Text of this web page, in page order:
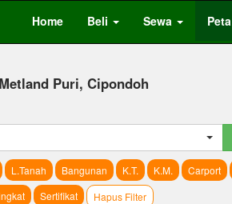
Home Beli Sewa Peta
Puri, Cipondoh
L.Tanah Bangunan K.T. K.M. Carport
Sertifikat Hapus Filter